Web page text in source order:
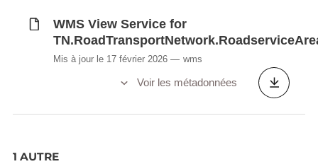
WMS View Service for
Mis à jour le 17 février 2026 wms
Voir les métadonnées
1 AUTRE